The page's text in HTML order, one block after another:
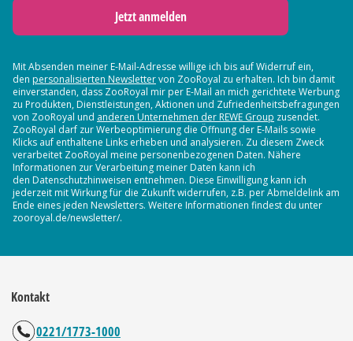
Jetzt anmelden
Mit Absenden meiner E-Mail-Adresse willige ich bis auf Widerruf ein,
den personalisierten Newslettervon ZooRoyal zu erhalten. Ich bin damit
einverstanden, dass ZooRoyal mir per E-Mail an mich gerichtete Werbung
zu Produkten, Dienstleistungen, Aktionen und Zufriedenheitsbefragungen
von ZooRoyal und anderen Unternehmen der REWE Group zusendet.
ZooRoyal darf zur Werbeoptimierung die Öffnung der E-Mails sowie
Klicks auf enthaltene Links erheben und analysieren. Zu diesem Zweck
verarbeitet ZooRoyal meine personenbezogenen Daten. Nähere
Informationen zur Verarbeitung meiner Daten kann ich
den Datenschutzhinweisen entnehmen. Diese Einwilligung kann ich
jederzeit mit Wirkung für die Zukunft widerrufen, z.B. per Abmeldelink am
Ende eines jeden Newsletters. Weitere Informationen findest du unter
zooroyal.de/newsletter/.
Kontakt
0221/1773-1000